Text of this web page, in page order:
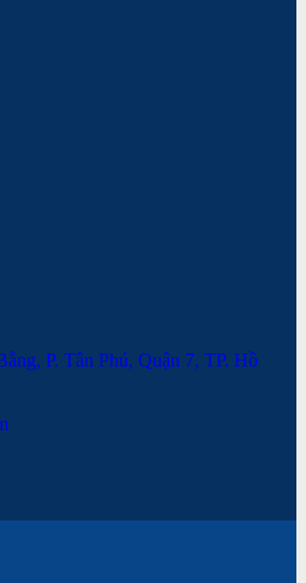
P. Tân Phú, Quận 7, TP. Hồ